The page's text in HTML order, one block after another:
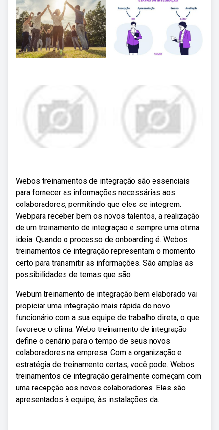
Webos treinamentos de integração são essenciais
para fornecer as informações necessárias aos
colaboradores, permitindo que eles se integrem.
Webpara receber bem os novos talentos, a realização
de um treinamento de integração é sempre uma ótima
ideia. Quando o processo de onboarding é. Webos
treinamentos de integração representam o momento
certo para transmitir as informações. São amplas as
possibilidades de temas que são.
Webum treinamento de integração bem elaborado vai
propiciar uma integração mais rápida do novo
funcionário com a sua equipe de trabalho direta, o que
favorece o clima. Webo treinamento de integração
define o cenário para o tempo de seus novos
colaboradores na empresa. Com a organização e
estratégia de treinamento certas, você pode. Webos
treinamentos de integração geralmente começam com
uma recepção aos novos colaboradores. Eles são
apresentados à equipe, às instalações da.